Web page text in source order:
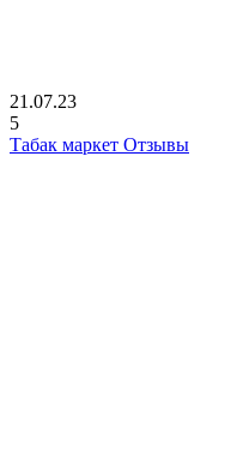
21.07.23
5
Табак маркет Отзывы